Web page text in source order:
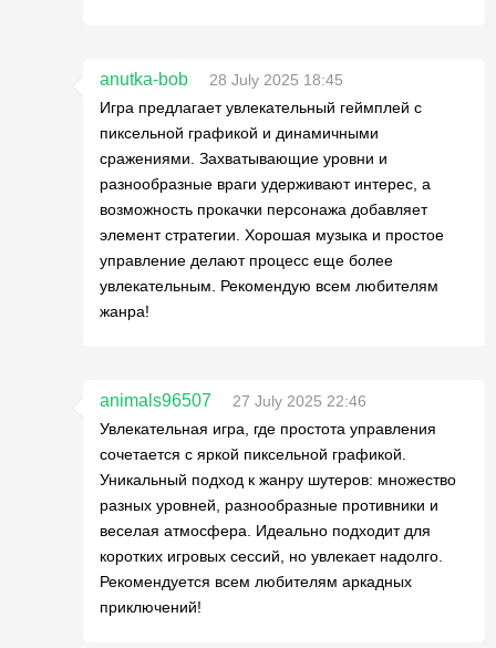
anutka-bob
28 July 2025 18:45
Игра предлагает увлекательный геймплей с
пиксельной графикой и динамичными
сражениями. Захватывающие уровни и
разнообразные враги удерживают интерес, а
возможность прокачки персонажа добавляет
элемент стратегии. Хорошая музыка и простое
управление делают процесс еще более
увлекательным. Рекомендую всем любителям
жанра!
animals96507
27 July 2025 22:46
Увлекательная игра, где простота управления
сочетается с яркой пиксельной графикой.
Уникальный подход к жанру шутеров: множество
разных уровней, разнообразные противники и
веселая атмосфера. Идеально подходит для
коротких игровых сессий, но увлекает надолго.
Рекомендуется всем любителям аркадных
приключений!